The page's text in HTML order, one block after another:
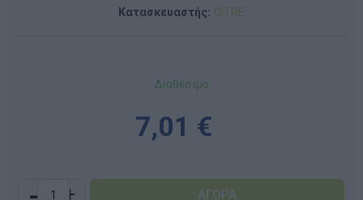
Κατασκευαστής: GITRE
Διαθέσιμο
7,01 €
+